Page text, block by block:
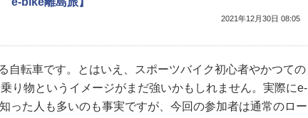
2021年12月30日 08:05
自転車です。とはいえ、スポーツバイク初心者やかつての
り物というイメージがまだ強いかもしれません。実際にe-
った人も多いのも事実ですが、今回の参加者は通常のロー